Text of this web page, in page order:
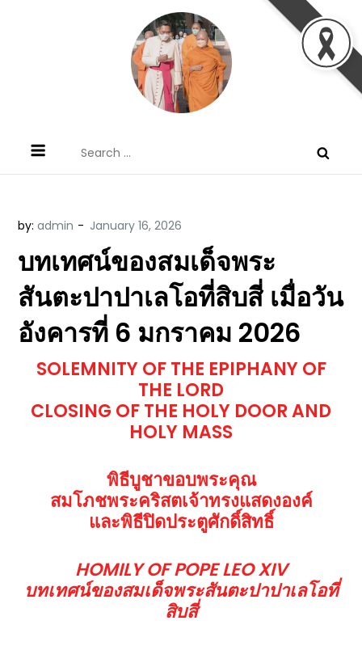
ประทานพระพรแก่พวกท่านท้งหลายเทอญ
for:
by:admin
บทเทศน์ของสมเด็จพระ
สันตะปาปาเลโอที่สิบสี่ เมื่อวัน
อังคารที่ 6 มกราคม 2026
SOLEMNITY OF THE EPIPHANY OF
THE LORD
CLOSING OF THE HOLY DOOR AND
HOLY MASS
พิธีบูชาขอบพระคุณ
สมโภชพระคริสตเจ้าทรงแสดงองค์
และพิธีปิดประตูศักดิ์สิทธิ์
HOMILY OF POPE LEO XIV
บทเทศน์ของสมเด็จพระสันตะปาปาเลโอที่
สิบสี่